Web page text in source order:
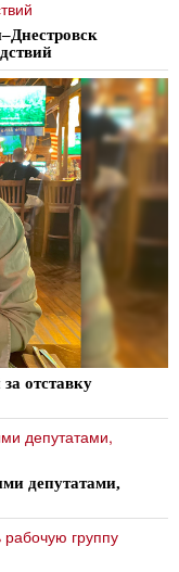
отставку
депутатами,